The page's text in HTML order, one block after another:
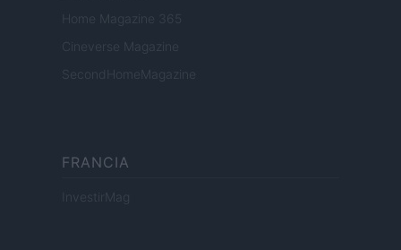
Home Magazine 365
Cineverse Magazine
SecondHomeMagazine
FRANCIA
InvestirMag